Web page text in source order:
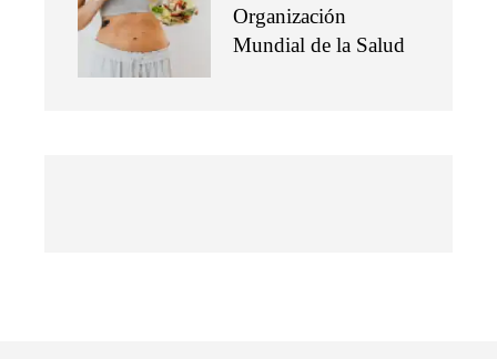
Organización
Mundial de la Salud